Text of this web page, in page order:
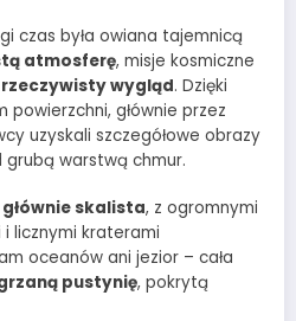
czas była owiana tajemnicą
atmosferę, misje kosmiczne
rzeczywisty wygląd. Dzięki
głównie przez
uzyskali szczegółowe obrazy
warstwą chmur.
głównie skalista, z ogromnymi
i licznymi kraterami
oceanów ani jezior – cała
pustynię, pokrytą